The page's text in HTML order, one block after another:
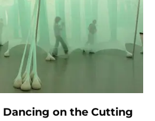
Dancing on the Cutting